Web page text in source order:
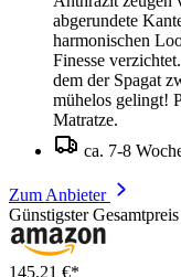
abgerundete
harmonischen
Finesse
dem der Spagat
mühelos gelingt!
Matratze.
ca. 7-8
Zum Anbieter
Günstigster Gesamtpreis
145,21 €*